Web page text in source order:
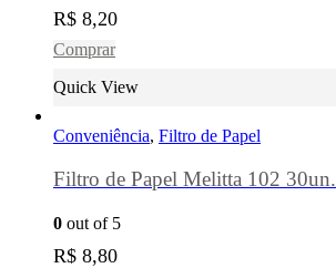
R$ 8,20
Comprar
Quick View
Conveniência, Filtro de Papel
Filtro de Papel Melitta 102 30un.
0 out of 5
R$ 8,80